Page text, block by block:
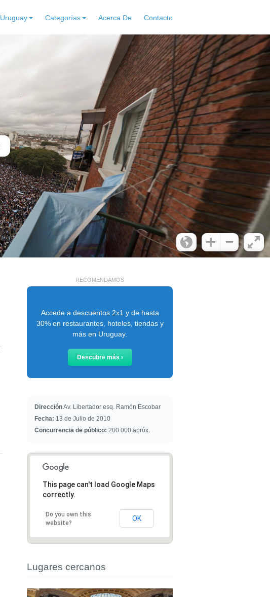
Uruguay Categorías Acerca De Contacto
RECOMENDAMOS
Accede a descuentos 2x1 y de hasta
30% en restaurantes, hoteles, tiendas y
más en Uruguay.
Descubre más ›
DirecciónAv. Libertador esq. Ramón Escobar
Fecha: 13 de Julio de 2010
Concurrencia de público: 200.000 apróx.
This page can't load Google Maps
correctly.
Do you own this
website?
OK
Lugares cercanos